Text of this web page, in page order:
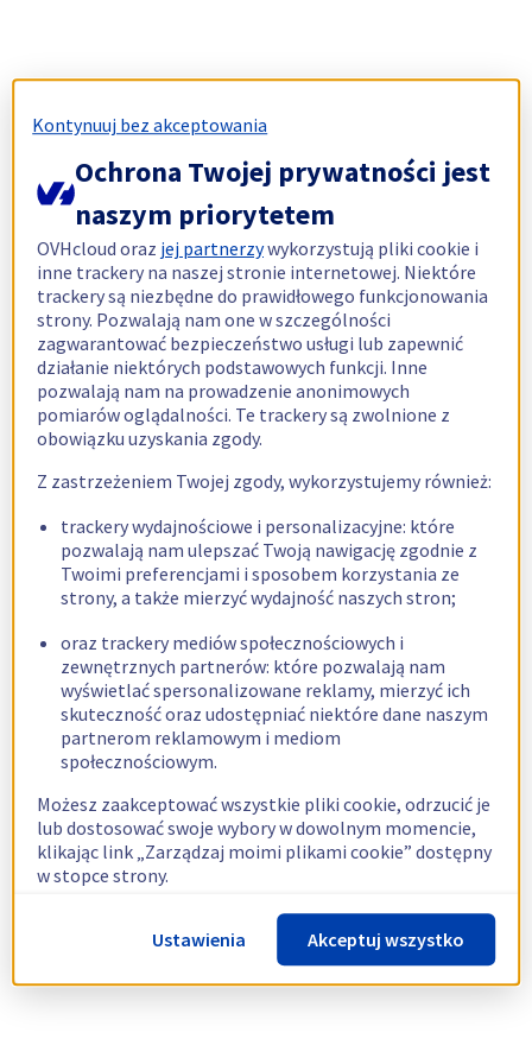
Kontynuuj bez akceptowania
Ochrona Twojej prywatności jest
naszym priorytetem
OVHcloud oraz jej partnerzywykorzystują pliki cookie i
inne trackery na naszej stronie internetowej. Niektóre
trackery są niezbędne do prawidłowego funkcjonowania
strony. Pozwalają nam one w szczególności
zagwarantować bezpieczeństwo usługi lub zapewnić
działanie niektórych podstawowych funkcji. Inne
pozwalają nam na prowadzenie anonimowych
pomiarów oglądalności. Te trackery są zwolnione z
obowiązku uzyskania zgody.
Z zastrzeżeniem Twojej zgody, wykorzystujemy również:
trackery wydajnościowe i personalizacyjne: które
pozwalają nam ulepszać Twoją nawigację zgodnie z
Twoimi preferencjami i sposobem korzystania ze
strony, a także mierzyć wydajność naszych stron;
oraz trackery mediów społecznościowych i
zewnętrznych partnerów: które pozwalają nam
wyświetlać spersonalizowane reklamy, mierzyć ich
skuteczność oraz udostępniać niektóre dane naszym
partnerom reklamowym i mediom
społecznościowym.
Możesz zaakceptować wszystkie pliki cookie, odrzucić je
lub dostosować swoje wybory w dowolnym momencie,
klikając link „Zarządzaj moimi plikami cookie” dostępny
w stopce strony.
Więcej informacji znajdziesz w naszejpolityce
dotyczącej wykorzystywania plików cookie.
Ustawienia Akceptuj wszystko